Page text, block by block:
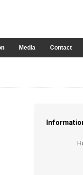
Media Contact